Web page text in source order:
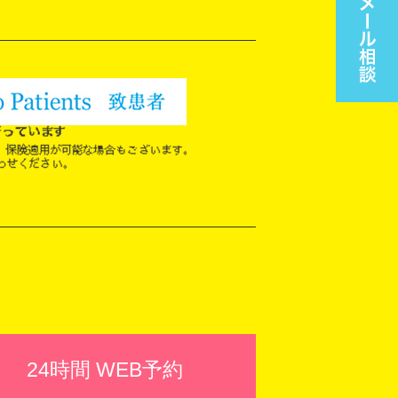
24時間 WEB予約